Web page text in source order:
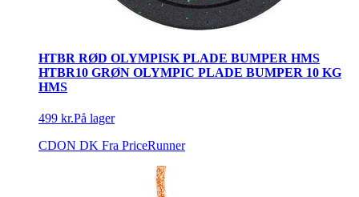
HTBR RØD OLYMPISK PLADE BUMPER HMS
HTBR10 GRØN OLYMPIC PLADE BUMPER 10 KG
HMS
499 kr.På lager
CDON DK Fra PriceRunner